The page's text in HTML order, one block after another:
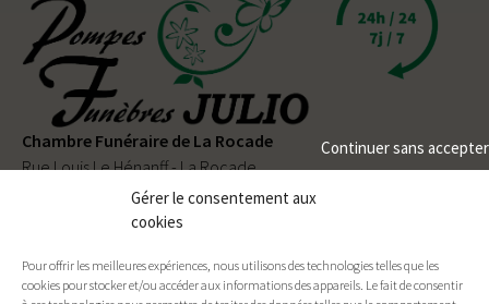
Gérer le consentement aux
cookies
Pour offrir les meilleures expériences, nous utilisons des technologies telles que les
cookies pour stocker et/ou accéder aux informations des appareils. Le fait de consentir
Continuer sans accepter
Chambre Funéraire de La Rocade
Rue Louis Le Hénanff - La Rocade
56330 PLUVIGNER
02 97 50 90 80
Permanence téléphonique24h/24et7j/7